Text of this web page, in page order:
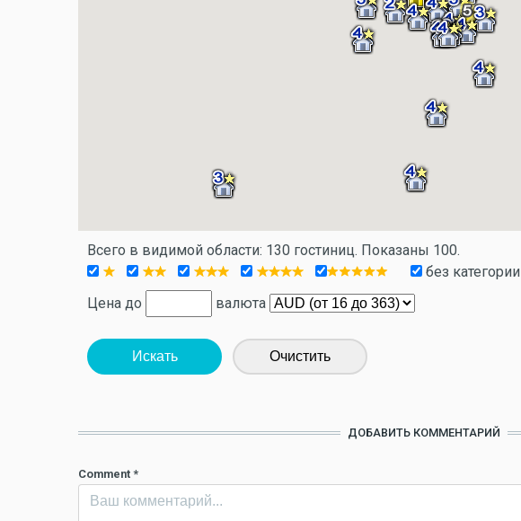
Всего в видимой области: 130 гостиниц. Показаны 100.
без категории
Цена до
валюта
Искать Очистить
ДОБАВИТЬ КОММЕНТАРИЙ
Comment *